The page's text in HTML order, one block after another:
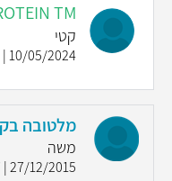
TM
קטי
10/05/2024 | 13:20
מלטובה
משה
27/12/2015 | 08:27